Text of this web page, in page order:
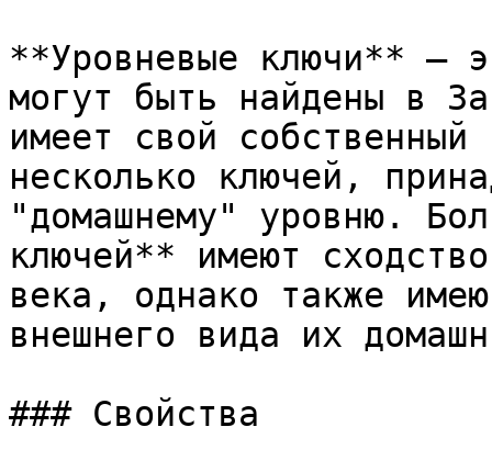
**Уровневые ключи** —
могут быть найдены в
имеет свой
несколько ключей,
"домашнему" уровню.
ключей** имеют
века, однако также
внешнего вида их
### Свойства